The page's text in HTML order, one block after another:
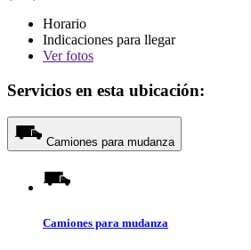
Horario
Indicaciones para llegar
Verfotos
Servicios en esta ubicación:
Camiones para mudanza
Camiones para mudanza